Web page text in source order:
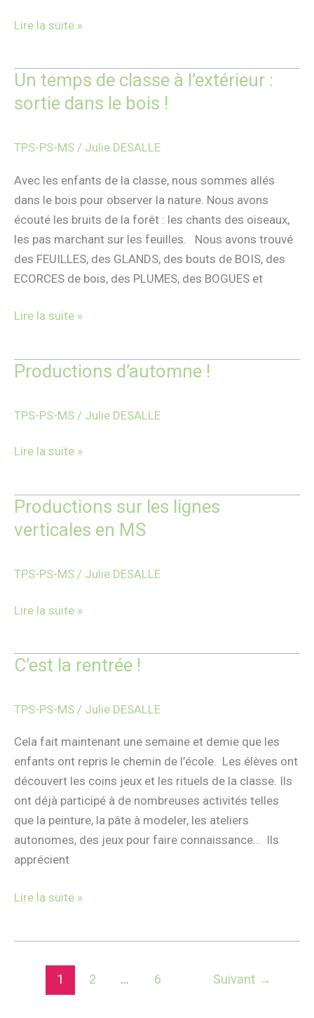
Lire la suite »
Un temps de classe à l’extérieur :
sortie dans le bois !
TPS-PS-MS / Julie DESALLE
Avec les enfants de la classe, nous sommes allés
dans le bois pour observer la nature. Nous avons
écouté les bruits de la forêt : les chants des oiseaux,
les pas marchant sur les feuilles. Nous avons trouvé
des FEUILLES, des GLANDS, des bouts de BOIS, des
ECORCES de bois, des PLUMES, des BOGUES et
temps
l’extérieur
:
sortie
dans
le
bois
Lire la suite »
Productions d’automne !
TPS-PS-MS / Julie DESALLE
Productions
!
Lire la suite »
Productions sur les lignes
verticales en MS
TPS-PS-MS / Julie DESALLE
Productions
sur
en
Lire la suite »
C’est la rentrée !
TPS-PS-MS / Julie DESALLE
Cela fait maintenant une semaine et demie que les
enfants ont repris le chemin de l’école. Les élèves ont
découvert les coins jeux et les rituels de la classe. Ils
ont déjà participé à de nombreuses activités telles
que la peinture, la pâte à modeler, les ateliers
autonomes, des jeux pour faire connaissance… Ils
apprécient
C’est
rentrée
Lire la suite »
1 2 … 6 Suivant →